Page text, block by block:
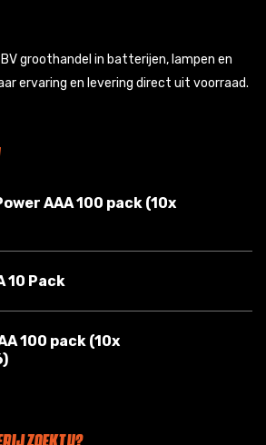
groothandel in batterijen, lampen en
ervaring en levering direct uit voorraad.
AAA 100 pack (10x
10 Pack
100 pack (10x
ZOEKT U?